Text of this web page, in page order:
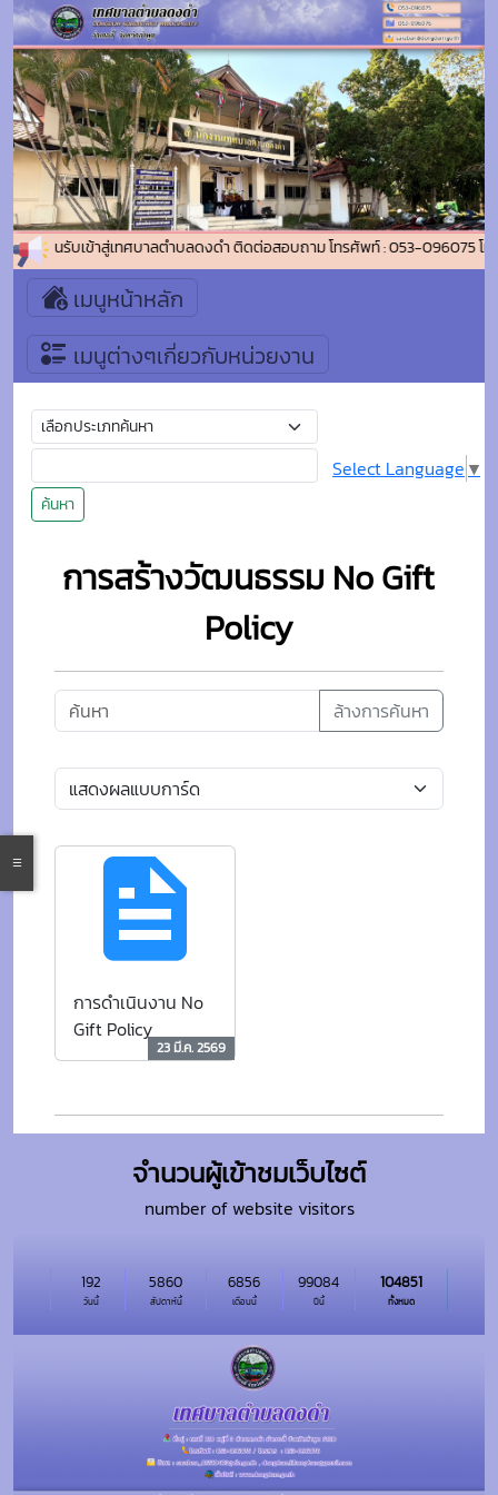
นดีต้อนรับเข้าสู่เทศบาลตำบลดงดำ ติดต่อสอบถาม โทรศัพท์ : 053-096075 โท
เมนูหน้าหลัก
เมนูต่างๆเกี่ยวกับหน่วยงาน
ค้นหา
Select Language ▼
การสร้างวัฒนธรรม No Gift
Policy
ล้างการค้นหา
การดำเนินงาน No
Gift Policy
23 มี.ค. 2569
จำนวนผู้เข้าชมเว็บไซต์
number of website visitors
วันนี้
192
สัปดาห์นี้
5860
เดือนนี้
6856
ปีนี้
99084
ทั้งหมด
104851